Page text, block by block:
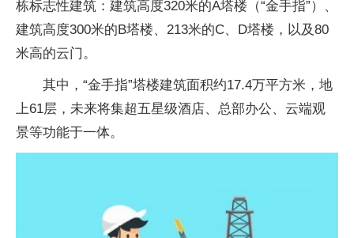
栋标志性建筑：建筑高度320米的A塔楼（“金手指”）、
建筑高度300米的B塔楼、213米的C、D塔楼，以及80
米高的云门。
其中，“金手指”塔楼建筑面积约17.4万平方米，地
上61层，未来将集超五星级酒店、总部办公、云端观
景等功能于一体。